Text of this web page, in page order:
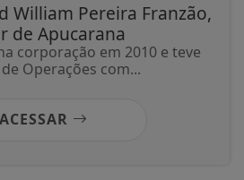
William Pereira Franzão,
de Apucarana
corporação em 2010 e teve
Operações com...
ACESSAR